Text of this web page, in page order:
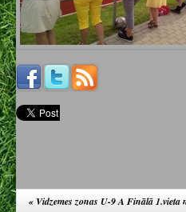
« Vidzemes zonas U-9 A Finālā 1.vieta